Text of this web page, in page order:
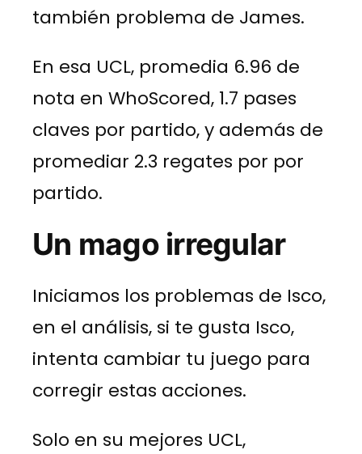
también problema de James.
En esa UCL, promedia 6.96 de
nota en WhoScored, 1.7 pases
claves por partido, y además de
promediar 2.3 regates por por
partido.
Un mago irregular
Iniciamos los problemas de Isco,
en el análisis, si te gusta Isco,
intenta cambiar tu juego para
corregir estas acciones.
Solo en su mejores UCL,